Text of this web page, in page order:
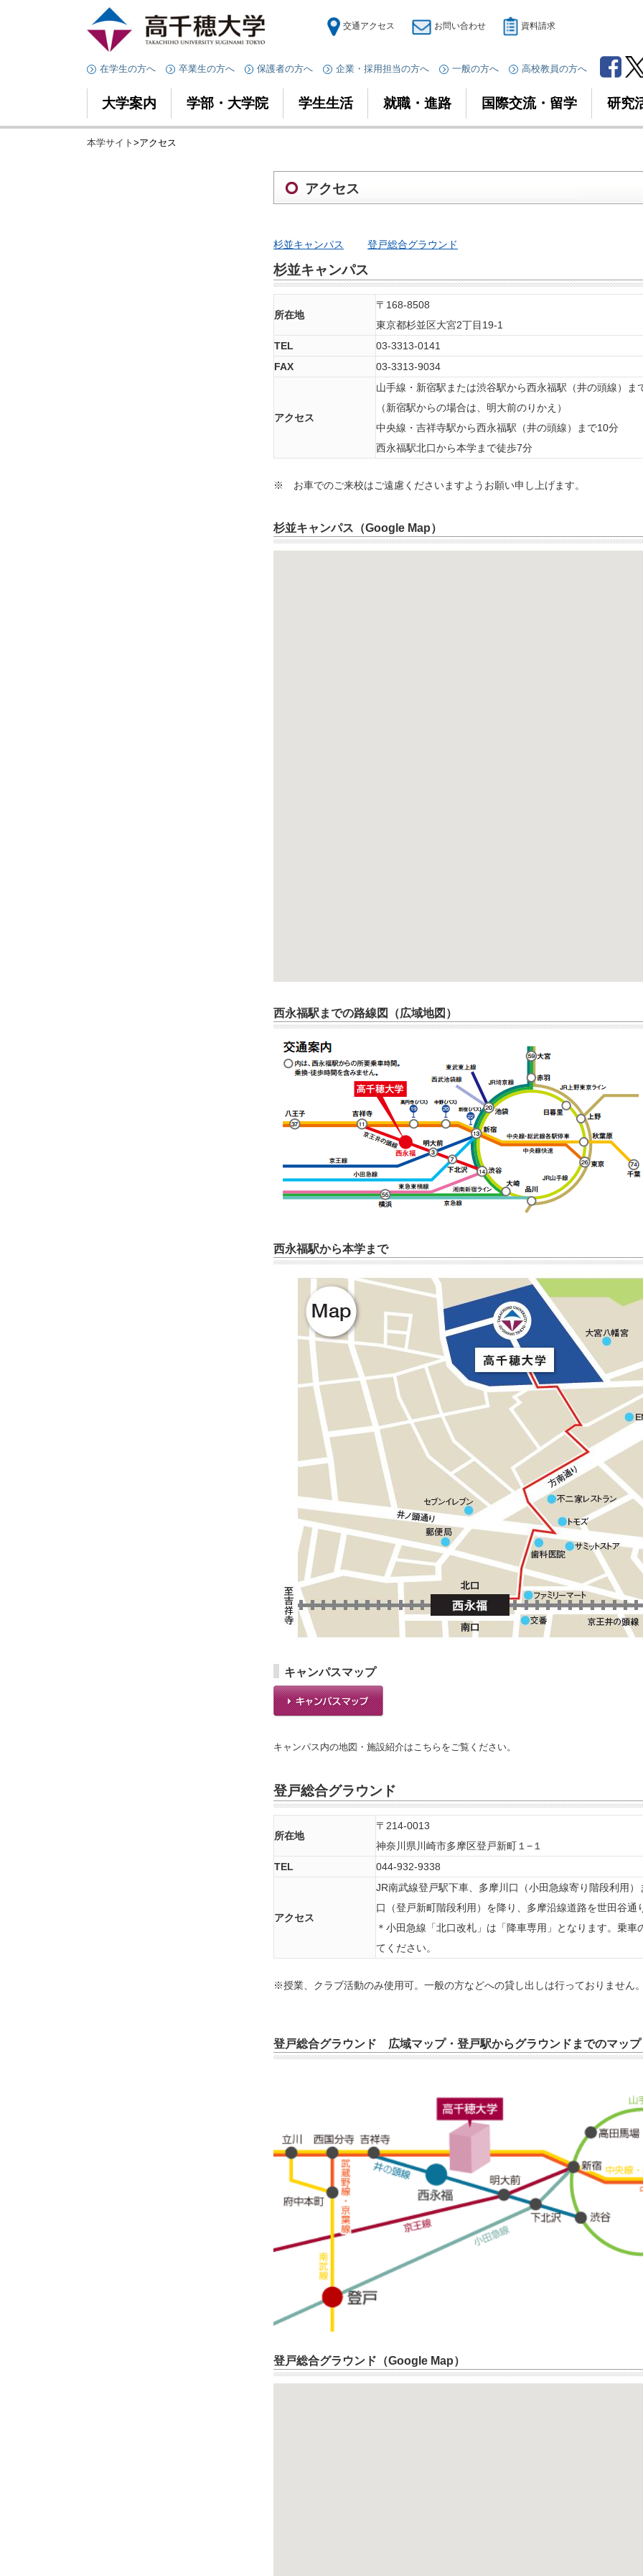
交通アクセス お問い合わせ 資料請求
在学生の方へ 卒業生の方へ 保護者の方へ 企業・採用担当の方へ 一般の方へ 高校教員の方へ
大学案内 学部・大学院 学生生活 就職・進路 国際交流・留学 研究
本学サイト >アクセス
アクセス
杉並キャンパス 登戸総合グラウンド
杉並キャンパス
所在地
〒168-8508
東京都杉並区大宮2丁目19-1
TEL
03-3313-0141
FAX
03-3313-9034
アクセス
山手線・新宿駅または渋谷駅から西永福駅（井の頭線）ま
（新宿駅からの場合は、明大前のりかえ）
中央線・吉祥寺駅から西永福駅（井の頭線）まで10分
西永福駅北口から本学まで徒歩7分
※ お車でのご来校はご遠慮くださいますようお願い申し上げます。
杉並キャンパス（Google Map）
西永福駅までの路線図（広域地図）
西永福駅から本学まで
キャンパスマップ
キャンパス内の地図・施設紹介はこちらをご覧ください。
登戸総合グラウンド
所在地
〒214-0013
神奈川県川崎市多摩区登戸新町１−１
TEL
044-932-9338
アクセス
JR南武線登戸駅下車、多摩川口（小田急線寄り階段利用
口（登戸新町階段利用）を降り、多摩沿線道路を世田谷
＊小田急線「北口改札」は「降車専用」となります。乗
てください。
※授業、クラブ活動のみ使用可。一般の方などへの貸し出しは行っておりません
登戸総合グラウンド 広域マップ・登戸駅からグラウンドまでのマップ
登戸総合グラウンド（Google Map）